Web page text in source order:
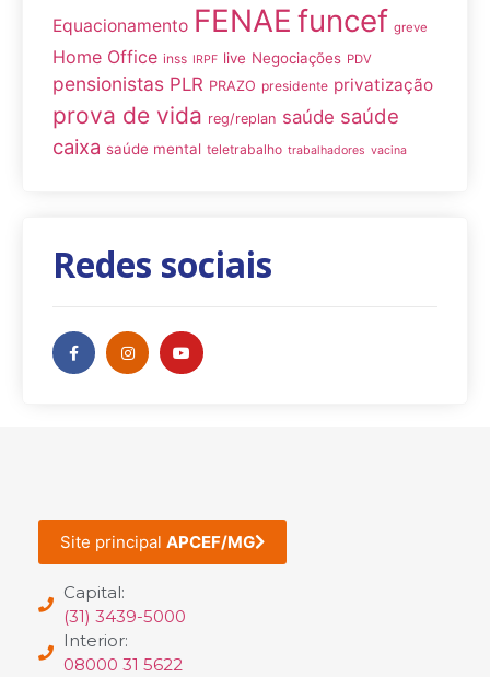
Equacionamento FENAE funcef greve
Home Office inss IRPF live Negociações PDV
pensionistas PLR PRAZO presidente privatização
prova de vida reg/replan saúde saúde
caixa saúde mental teletrabalho trabalhadores vacina
Redes sociais
Site principal APCEF/MG
Capital:
(31) 3439-5000
Interior:
08000 31 5622